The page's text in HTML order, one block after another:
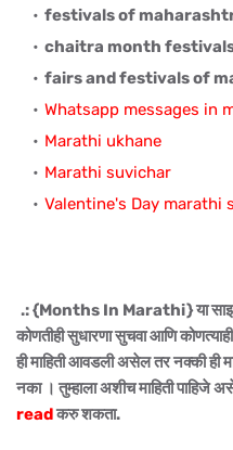
festivals of
chaitra month
fairs and festivals of
Whatsapp messages in
Marathi ukhane
Marathi suvichar
Valentine's Day marathi
.: {Months In Marathi} या
कोणतीही सुधारणा सुचवा आणि
ही माहिती आवडली असेल तर नक्की ही
नका । तुम्हाला अशीच माहिती
readकरु शकता.